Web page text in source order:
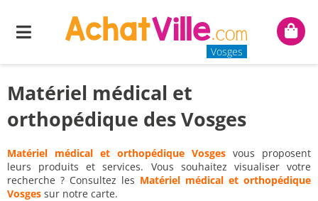
Menu
Vosges
Mon
Matériel médical et
orthopédique des Vosges
Matériel médical et orthopédique Vosges vous proposent
leurs produits et services. Vous souhaitez visualiser votre
recherche ? Consultez les Matériel médical et orthopédique
Vosges sur notre carte.